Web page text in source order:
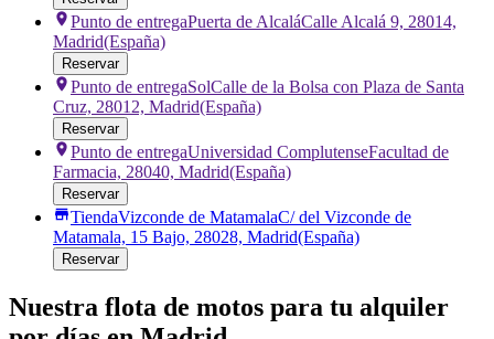
Punto de entregaPuerta de AlcaláCalle Alcalá 9, 28014,
Madrid(España)
Reservar
Punto de entregaSolCalle de la Bolsa con Plaza de Santa
Cruz, 28012, Madrid(España)
Reservar
Punto de entregaUniversidad ComplutenseFacultad de
Farmacia, 28040, Madrid(España)
Reservar
TiendaVizconde de MatamalaC/ del Vizconde de
Matamala, 15 Bajo, 28028, Madrid(España)
Reservar
Nuestra flota de motos para tu alquiler